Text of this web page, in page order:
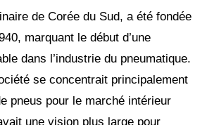
de Corée du Sud, a été fondée
marquant le début d’une
dans l’industrie du pneumatique.
se concentrait principalement
pneus pour le marché intérieur
une vision plus large pour